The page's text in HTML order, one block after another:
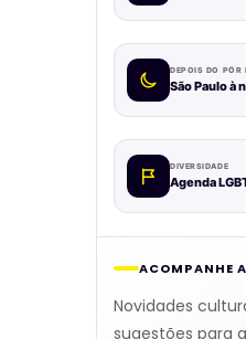
DEPOIS DO PÔR
São Paulo à
DIVERSIDADE
Agenda
ACOMPANHE
Novidades
sugestões para